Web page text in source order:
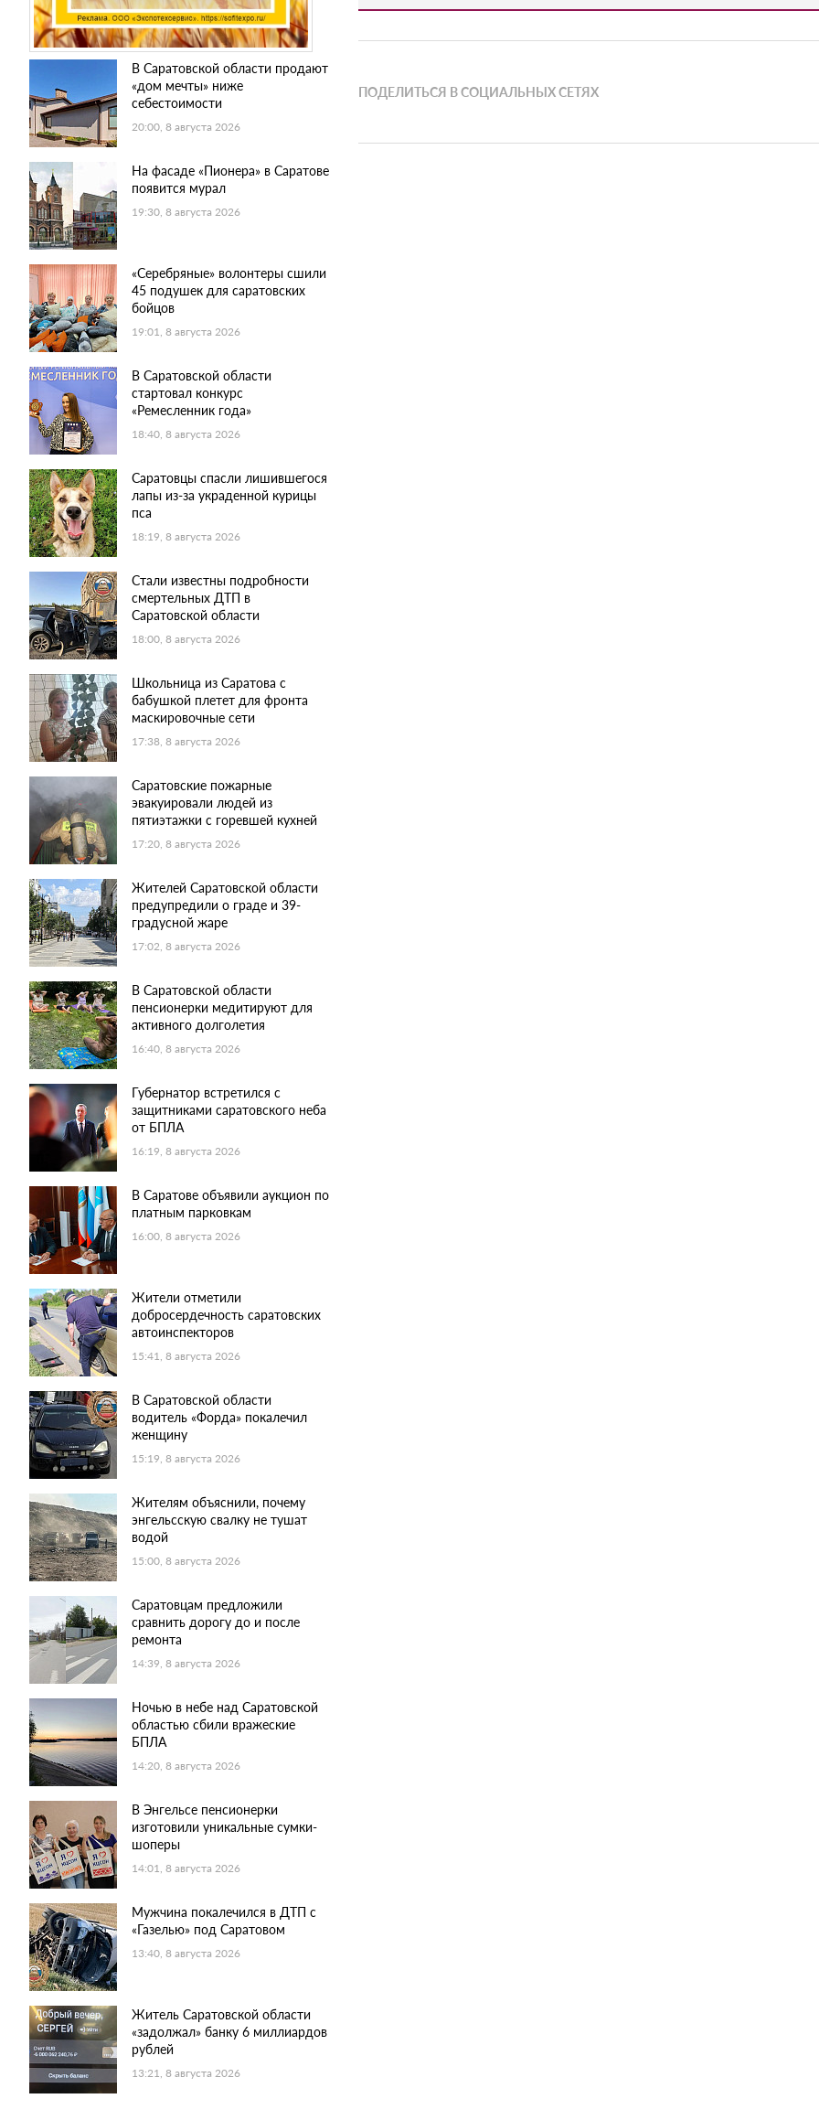
В Саратовской области продают
«дом мечты» ниже
себестоимости
20:00, 8 августа 2026
На фасаде «Пионера» в Саратове
появится мурал
19:30, 8 августа 2026
«Серебряные» волонтеры сшили
45 подушек для саратовских
бойцов
19:01, 8 августа 2026
В Саратовской области
стартовал конкурс
«Ремесленник года»
18:40, 8 августа 2026
Саратовцы спасли лишившегося
лапы из-за украденной курицы
пса
18:19, 8 августа 2026
Стали известны подробности
смертельных ДТП в
Саратовской области
18:00, 8 августа 2026
Школьница из Саратова с
бабушкой плетет для фронта
маскировочные сети
17:38, 8 августа 2026
Саратовские пожарные
эвакуировали людей из
пятиэтажки с горевшей кухней
17:20, 8 августа 2026
Жителей Саратовской области
предупредили о граде и 39-
градусной жаре
17:02, 8 августа 2026
В Саратовской области
пенсионерки медитируют для
активного долголетия
16:40, 8 августа 2026
Губернатор встретился с
защитниками саратовского неба
от БПЛА
16:19, 8 августа 2026
В Саратове объявили аукцион по
платным парковкам
16:00, 8 августа 2026
Жители отметили
добросердечность саратовских
автоинспекторов
15:41, 8 августа 2026
В Саратовской области
водитель «Форда» покалечил
женщину
15:19, 8 августа 2026
Жителям объяснили, почему
энгельсскую свалку не тушат
водой
15:00, 8 августа 2026
Саратовцам предложили
сравнить дорогу до и после
ремонта
14:39, 8 августа 2026
Ночью в небе над Саратовской
областью сбили вражеские
БПЛА
14:20, 8 августа 2026
В Энгельсе пенсионерки
изготовили уникальные сумки-
шоперы
14:01, 8 августа 2026
Мужчина покалечился в ДТП с
«Газелью» под Саратовом
13:40, 8 августа 2026
Житель Саратовской области
«задолжал» банку 6 миллиардов
рублей
13:21, 8 августа 2026
ПОДЕЛИТЬСЯ В СОЦИАЛЬНЫХ СЕТЯХ